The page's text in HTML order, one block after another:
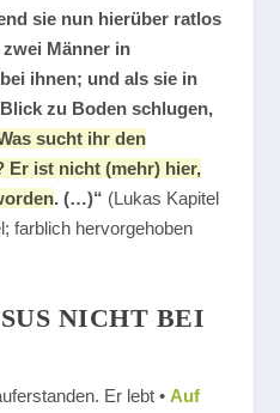
sie nun hierüber ratlos
Männer in
ihnen; und als sie in
zu Boden schlugen,
sucht ihr den
Er ist nicht (mehr) hier,
. (…)“ (Lukas Kapitel
farblich hervorgehoben
NICHT BEI
Er lebt •Auf